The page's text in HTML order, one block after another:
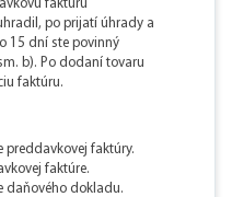
faktúru
po prijatí úhrady a
15 dní ste povinný
b). Po dodaní tovaru
faktúru.
preddavkovej faktúry.
faktúre.
daňového dokladu.